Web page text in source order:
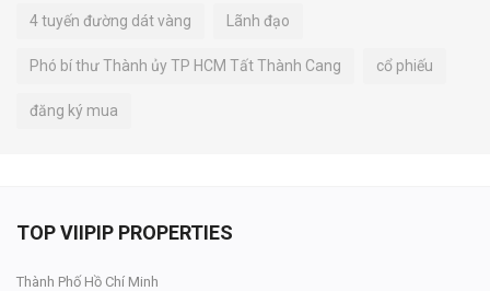
4 tuyến đường dát vàng Lãnh đạo
Phó bí thư Thành ủy TP HCM Tất Thành Cang cổ phiếu
đăng ký mua
TOP VIIPIP PROPERTIES
Thành Phố Hồ Chí Minh